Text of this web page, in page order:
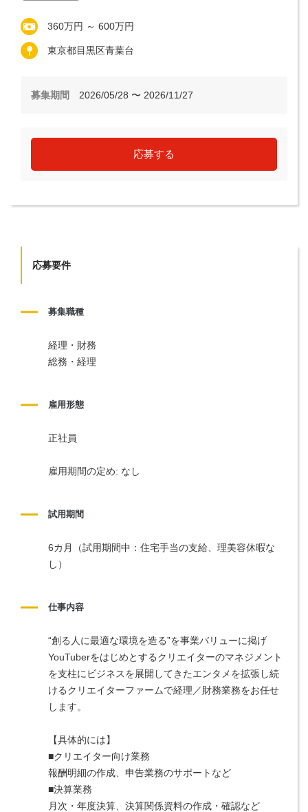
360万円 ～ 600万円
東京都目黒区青葉台
募集期間 2026/05/28 〜 2026/11/27
応募する
応募要件
募集職種
経理・財務
総務・経理
雇用形態
正社員
雇用期間の定め: なし
試用期間
6カ月（試用期間中：住宅手当の支給、理美容休暇な
し）
仕事内容
“創る人に最適な環境を造る”を事業バリューに掲げ
YouTuberをはじめとするクリエイターのマネジメント
を支柱にビジネスを展開してきたエンタメを拡張し続
けるクリエイターファームで経理／財務業務をお任せ
します。
【具体的には】
■クリエイター向け業務
報酬明細の作成、申告業務のサポートなど
■決算業務
月次・年度決算、決算関係資料の作成・確認など